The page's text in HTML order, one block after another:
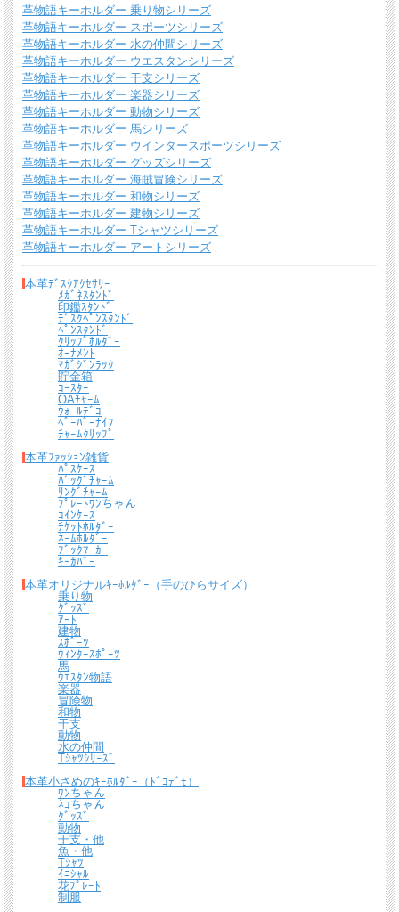
この商品は６色あります（色 ： 金茶・濃茶・赤・青・緑・黒）
その他のパスケース一覧(65種類×６色)はこちら
革物語キーホルダー 乗り物シリーズ
革物語キーホルダー スポーツシリーズ
革物語キーホルダー 水の仲間シリーズ
革物語キーホルダー ウエスタンシリーズ
革物語キーホルダー 干支シリーズ
革物語キーホルダー 楽器シリーズ
革物語キーホルダー 動物シリーズ
革物語キーホルダー 馬シリーズ
革物語キーホルダー ウインタースポーツシリーズ
革物語キーホルダー グッズシリーズ
革物語キーホルダー 海賊冒険シリーズ
革物語キーホルダー 和物シリーズ
革物語キーホルダー 建物シリーズ
革物語キーホルダー Tシャツシリーズ
革物語キーホルダー アートシリーズ
本革ﾃﾞｽｸｱｸｾｻﾘｰ
ﾒｶﾞﾈｽﾀﾝﾄﾞ
印鑑ｽﾀﾝﾄﾞ
ﾃﾞｽｸﾍﾟﾝｽﾀﾝﾄﾞ
ﾍﾟﾝｽﾀﾝﾄﾞ
ｸﾘｯﾌﾟﾎﾙﾀﾞｰ
ｵｰﾅﾒﾝﾄ
ﾏｶﾞｼﾞﾝﾗｯｸ
貯金箱
ｺｰｽﾀｰ
OAﾁｬｰﾑ
ｳｫｰﾙﾃﾞｺ
ﾍﾟｰﾊﾟｰﾅｲﾌ
ﾁｬｰﾑｸﾘｯﾌﾟ
本革ﾌｧｯｼｮﾝ雑貨
ﾊﾟｽｹｰｽ
ﾊﾞｯｸﾞﾁｬｰﾑ
ﾘﾝｸﾞﾁｬｰﾑ
ﾌﾟﾚｰﾄﾜﾝちゃん
ｺｲﾝｹｰｽ
ﾁｹｯﾄﾎﾙﾀﾞｰ
ﾈｰﾑﾎﾙﾀﾞｰ
ﾌﾞｯｸﾏｰｶｰ
ｷｰｶﾊﾞｰ
本革オリジナルｷｰﾎﾙﾀﾞｰ（手のひらサイズ）
乗り物
ｸﾞｯｽﾞ
ｱｰﾄ
建物
ｽﾎﾟｰﾂ
ｳｨﾝﾀｰｽﾎﾟｰﾂ
馬
ｳｴｽﾀﾝ物語
楽器
冒険物
和物
干支
動物
水の仲間
Tｼｬﾂｼﾘｰｽﾞ
本革小さめのｷｰﾎﾙﾀﾞｰ（ﾄﾞｺﾃﾞﾓ）
ﾜﾝちゃん
ﾈｺちゃん
ｸﾞｯｽﾞ
動物
干支・他
魚・他
Tｼｬﾂ
ｲﾆｼｬﾙ
花ﾌﾟﾚｰﾄ
制服